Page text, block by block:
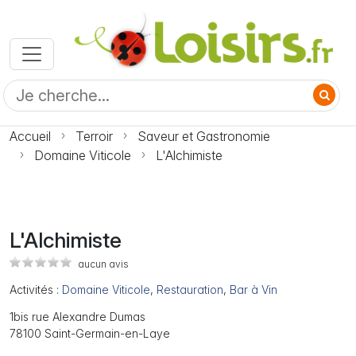
Accueil Terroir
Saveur et Gastronomie
Domaine Viticole
L'Alchimiste
L'Alchimiste
aucun avis
Activités : Domaine Viticole, Restauration, Bar à Vin
1bis rue Alexandre Dumas
78100 Saint-Germain-en-Laye